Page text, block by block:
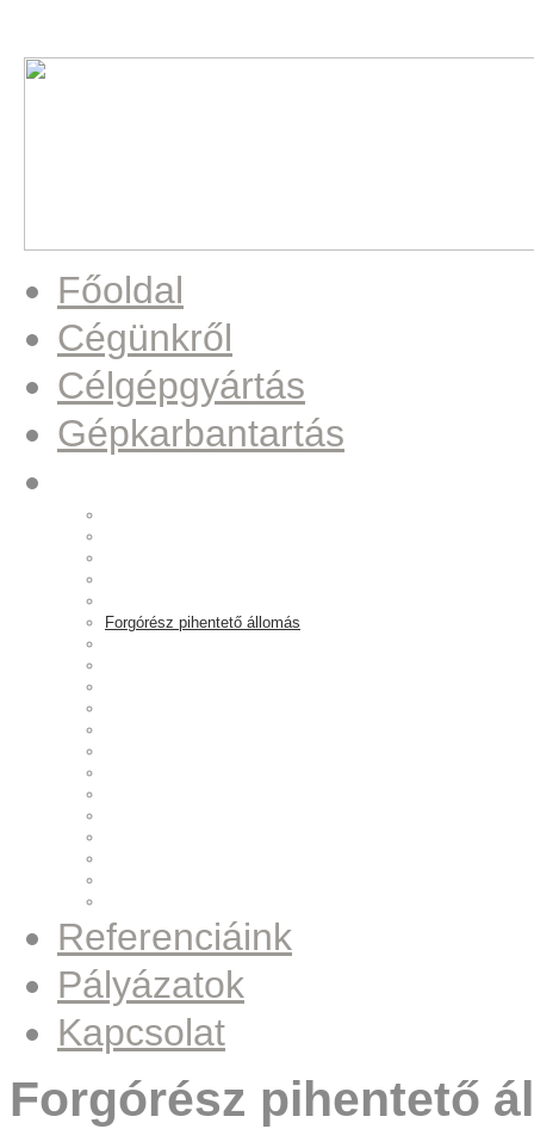
Főoldal
Cégünkről
Célgépgyártás
Gépkarbantartás
Forgórész pihentető állomás
Referenciáink
Pályázatok
Kapcsolat
Forgórész pihentető